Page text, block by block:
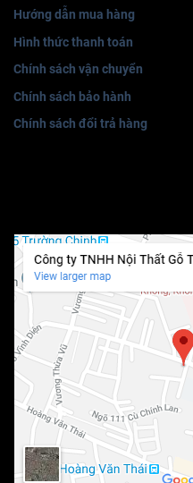
Hướng dẫn mua hàng
Hình thức thanh toán
Chính sách vận chuyển
Chính sách bảo hành
Chính sách đổi trả hàng